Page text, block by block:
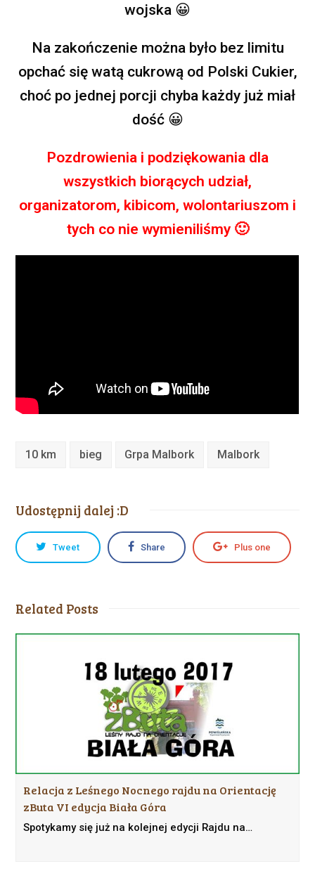
wojska 😀
Na zakończenie można było bez limitu
opchać się watą cukrową od Polski Cukier,
choć po jednej porcji chyba każdy już miał
dość 😀
Pozdrowienia i podziękowania dla
wszystkich biorących udział,
organizatorom, kibicom, wolontariuszom i
tych co nie wymieniliśmy 🙂
10 km bieg Grpa Malbork Malbork
Udostępnij dalej :D
Tweet Share Plus one
Related Posts
Relacja z Leśnego Nocnego rajdu na Orientację
zButa VI edycja Biała Góra
Spotykamy się już na kolejnej edycji Rajdu na…